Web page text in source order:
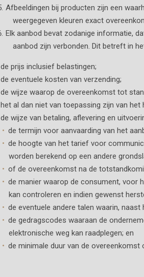
Afbeeldingen bij producten zijn een
weergegeven kleuren exact
Elk aanbod bevat zodanige informatie,
aanbod zijn verbonden. Dit betreft in
de prijs inclusief belastingen;
de eventuele kosten van verzending;
de wijze waarop de overeenkomst tot
het al dan niet van toepassing zijn van het
de wijze van betaling, aflevering en
de termijn voor aanvaarding van het
de hoogte van het tarief voor
worden berekend op een andere
of de overeenkomst na de
de manier waarop de consument, voor
kan controleren en indien gewenst
de eventuele andere talen waarin,
de gedragscodes waaraan de
elektronische weg kan raadplegen; en
de minimale duur van de